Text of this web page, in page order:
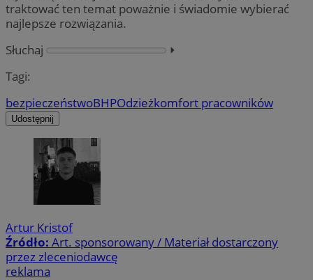
traktować ten temat poważnie i świadomie wybierać
najlepsze rozwiązania.
Słuchaj
⏵︎
Tagi:
bezpieczeństwoBHPOdzieżkomfort pracowników
Udostępnij
Artur Kristof
Źródło: Art. sponsorowany / Materiał dostarczony
przez zleceniodawcę
reklama